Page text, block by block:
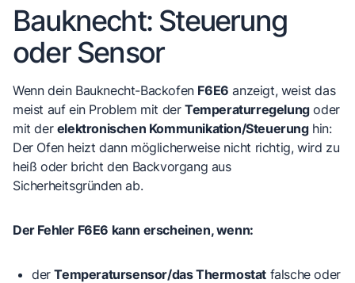
Bauknecht: Steuerung
oder Sensor
Wenn dein Bauknecht-Backofen F6E6 anzeigt, weist das
meist auf ein Problem mit derTemperaturregelungoder
mit der elektronischen Kommunikation/Steuerunghin:
Der Ofen heizt dann möglicherweise nicht richtig, wird zu
heiß oder bricht den Backvorgang aus
Sicherheitsgründen ab.
Der Fehler F6E6 kann erscheinen, wenn:
derTemperatursensor/das Thermostat falsche oder